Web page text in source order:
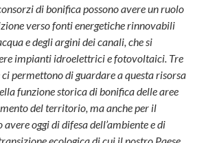
di bonifica possono avere un ruolo
verso fonti energetiche rinnovabili
e degli argini dei canali, che si
impianti idroelettrici e fotovoltaici. Tre
permettono di guardare a questa risorsa
funzione storica di bonifica delle aree
del territorio, ma anche per il
oggi di difesa dell’ambiente e di